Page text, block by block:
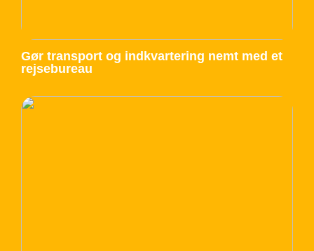
Gør transport og indkvartering nemt med et
rejsebureau